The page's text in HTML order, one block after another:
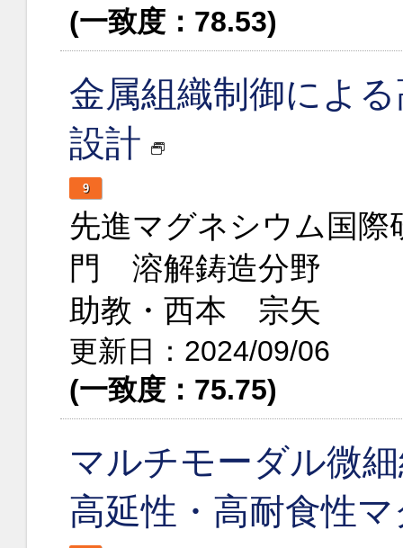
(一致度：78.53)
金属組織制御によ
設計
9
先進マグネシウム国際
門 溶解鋳造分野
助教・西本 宗矢
更新日：2024/09/06
(一致度：75.75)
マルチモーダル微
高延性・高耐食性